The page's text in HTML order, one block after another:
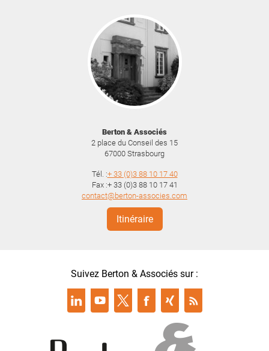
Berton & Associés
2 place du Conseil des 15
67000 Strasbourg
Tél. :+ 33 (0)3 88 10 17 40
Fax :+ 33 (0)3 88 10 17 41
contact@berton-associes.com
Itinéraire
Suivez Berton & Associés sur :